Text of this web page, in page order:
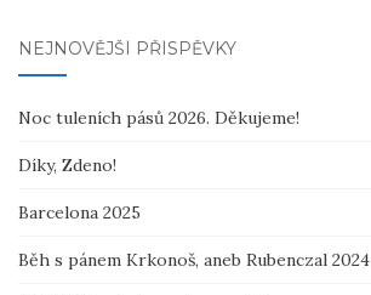
NEJNOVĚJŠÍ PŘÍSPĚVKY
Noc tuleních pásů 2026. Děkujeme!
Díky, Zdeno!
Barcelona 2025
Běh s pánem Krkonoš, aneb Rubenczal 2024